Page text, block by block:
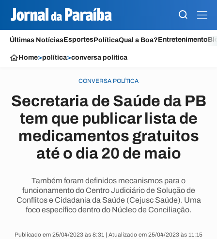
Últimas NotíciasEsportesPolíticaQual a Boa?Entretenimento
Home>política>conversa política
CONVERSA POLÍTICA
Secretaria de Saúde da PB
tem que publicar lista de
medicamentos gratuitos
até o dia 20 de maio
Também foram definidos mecanismos para o
funcionamento do Centro Judiciário de Solução de
Conflitos e Cidadania da Saúde (Cejusc Saúde). Uma
foco específico dentro do Núcleo de Conciliação.
Publicado em 25/04/2023 às 8:31 | Atualizado em 25/04/2023 às 11:15